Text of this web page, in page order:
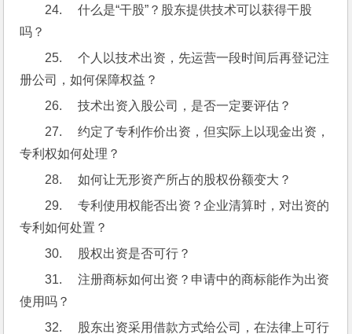
24.     什么是“干股”？股东提供技术可以获得干股
吗？
25.     个人以技术出资，先运营一段时间后再登记注
册公司，如何保障权益？
26.     技术出资入股公司，是否一定要评估？
27.     约定了专利作价出资，但实际上以现金出资，
专利权如何处理？
28.     如何让无形资产所占的股权份额变大？
29.     专利使用权能否出资？企业清算时，对出资的
专利如何处置？
30.     股权出资是否可行？
31.     注册商标如何出资？申请中的商标能作为出资
使用吗？
32.     股东出资采用借款方式给公司，在法律上可行